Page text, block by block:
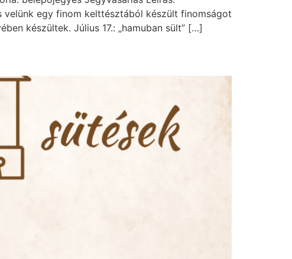
velünk egy finom kelttésztából készült finomságot
készültek. Július 17.: „hamuban sült” […]